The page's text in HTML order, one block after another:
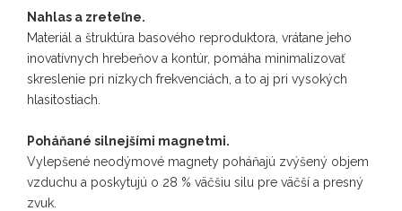
Nahlas a zreteľne.
Materiál a štruktúra basového reproduktora, vrátane jeho
inovatívnych hrebeňov a kontúr, pomáha minimalizovať
skreslenie pri nízkych frekvenciách, a to aj pri vysokých
hlasitostiach.
Poháňané silnejšími magnetmi.
Vylepšené neodýmové magnety poháňajú zvýšený objem
vzduchu a poskytujú o 28 % väčšiu silu pre väčší a presný
zvuk.